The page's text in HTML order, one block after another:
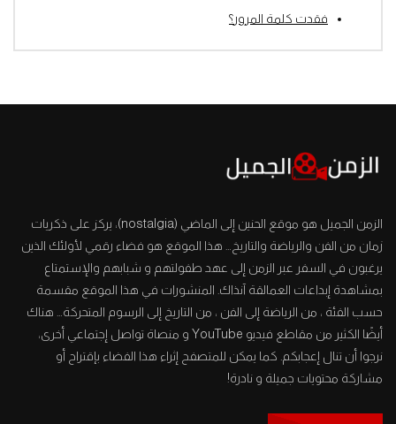
فقدت كلمة المرور؟
الزمن الجميل هو موقع الحنين إلى الماضي (nostalgia)، يركز على ذكريات
زمان من الفن والرياضة والتاريخ… هذا الموقع هو فضاء رقمي لأولئك الذين
يرغبون في السفر عبر الزمن إلى عهد طفولتهم و شبابهم والإستمتاع
بمشاهدة إبداعات العمالقة آنذاك. المنشورات في هذا الموقع مقسمة
حسب الفئة ، من الرياضة إلى الفن ، من التاريخ إلى الرسوم المتحركة… هناك
أيضًا الكثير من مقاطع فيديو YouTube و منصاة تواصل إجتماعي أخرى،
نرجوا أن تنال إعجابكم. كما يمكن للمتصفح إثراء هذا الفضاء بإقتراح أو
مشاركة محتويات جميلة و نادرة!